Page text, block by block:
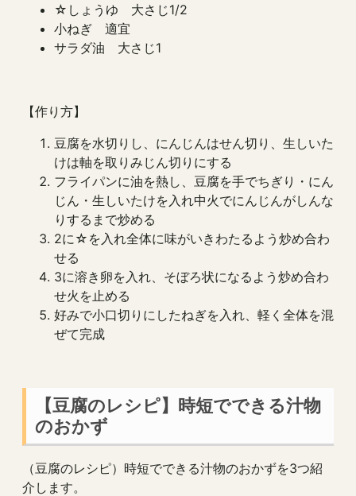
☆しょうゆ 大さじ1/2
小ねぎ 適宜
サラダ油 大さじ1
【作り方】
豆腐を水切りし、にんじんはせん切り、生しいた
けは軸を取りみじん切りにする
フライパンに油を熱し、豆腐を手でちぎり・にん
じん・生しいたけを入れ中火でにんじんがしんな
りするまで炒める
2に☆を入れ全体に味がいきわたるよう炒め合わ
せる
3に溶き卵を入れ、そぼろ状になるよう炒め合わ
せ火を止める
好みで小口切りにしたねぎを入れ、軽く全体を混
ぜて完成
【豆腐のレシピ】時短でできる汁物
のおかず
（豆腐のレシピ）時短でできる汁物のおかずを3つ紹
介します。